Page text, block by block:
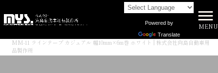
Powered by
Translate
MENU
商品一覧
>
MM-11 ラインテープ カジュアル 幅10mm×6m巻 ホワイト | 株式会社向島自動車用
品製作所